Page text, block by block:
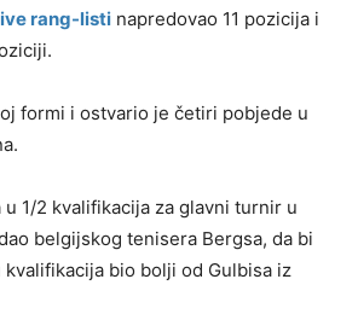
rang-listi napredovao 11 pozicija i
formi i ostvario je četiri pobjede u
1/2 kvalifikacija za glavni turnir u
belgijskog tenisera Bergsa, da bi
bio bolji od Gulbisa iz